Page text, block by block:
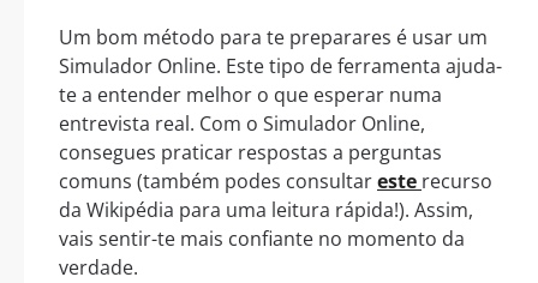
Um bom método para te preparares é usar um
Simulador Online. Este tipo de ferramenta ajuda-
te a entender melhor o que esperar numa
entrevista real. Com o Simulador Online,
consegues praticar respostas a perguntas
comuns (também podes consultareste recurso
da Wikipédia para uma leitura rápida!). Assim,
vais sentir-te mais confiante no momento da
verdade.